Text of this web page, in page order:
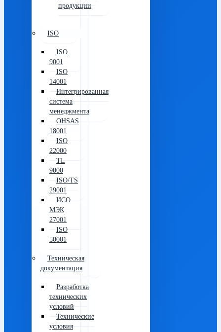
продукции
ISO
ISO
9001
ISO
14001
Интегрированная
система
менеджмента
OHSAS
18001
ISO
22000
TL
9000
ISO/TS
29001
ИСО
МЭК
27001
ISO
50001
Техническая
документация
Разработка
технических
условий
Технические
условия